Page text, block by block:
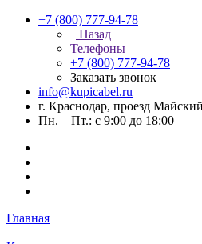
+7 (800) 777-94-78
Назад
Телефоны
+7 (800) 777-94-78
Заказать звонок
info@kupicabel.ru
г. Краснодар, проезд
Пн. – Пт.: с 9:00 до 18:00
Главная
–